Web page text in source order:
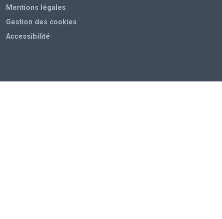
Mentions légales
Gestion des cookies
Accessibilité